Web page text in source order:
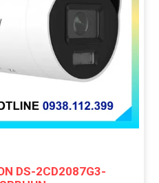
DS-2CD2087G3-